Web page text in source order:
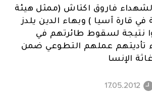
فاروق اكتاش (ممثل هيئة
في قارة آسيا ) وبهاء الدين يلدز
نتيجة لسقوط طائرتهم في
تأديتهم عملهم التطوعي ضمن
الإنسا
17.05.2012